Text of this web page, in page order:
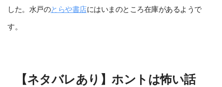
した。水戸のとらや書店にはいまのところ在庫があるようで
す。
【ネタバレあり】ホントは怖い話